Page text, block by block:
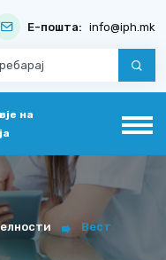
Е-пошта: info@iph.mk
на
Вест